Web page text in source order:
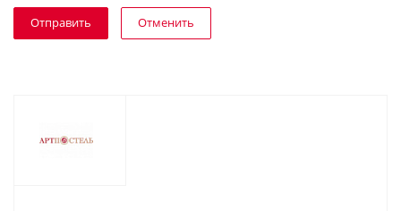
Отменить